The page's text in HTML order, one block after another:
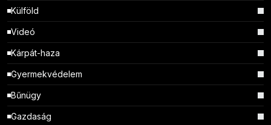
Külföld
Videó
Kárpát-haza
Gyermekvédelem
Bűnügy
Gazdaság